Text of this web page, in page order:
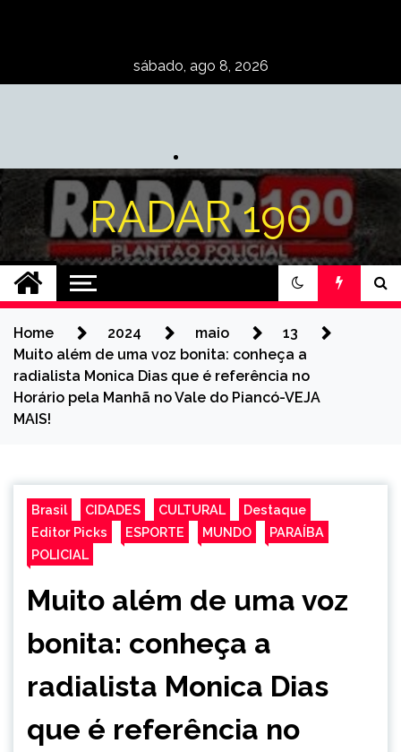
sábado, ago 8, 2026
RADAR 190
Home 2024 maio
13
Muito além de uma voz bonita: conheça a
radialista Monica Dias que é referência no
Horário pela Manhã no Vale do Piancó-VEJA
MAIS!
Brasil CIDADES CULTURAL
Destaque
Editor Picks
ESPORTE MUNDO
PARAÍBA
POLICIAL
Muito além de uma voz
bonita: conheça a
radialista Monica Dias
que é referência no